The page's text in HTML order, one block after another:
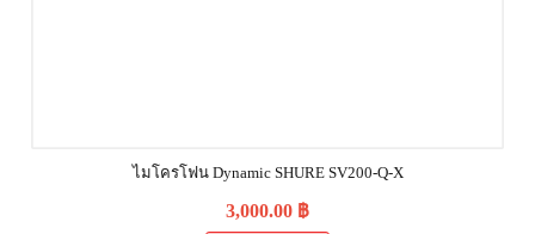
ไมโครโฟน Dynamic SHURE SV200-Q-X
3,000.00 ฿